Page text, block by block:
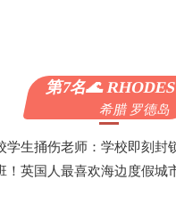
第7名🌊 RHODES
希腊 罗德岛